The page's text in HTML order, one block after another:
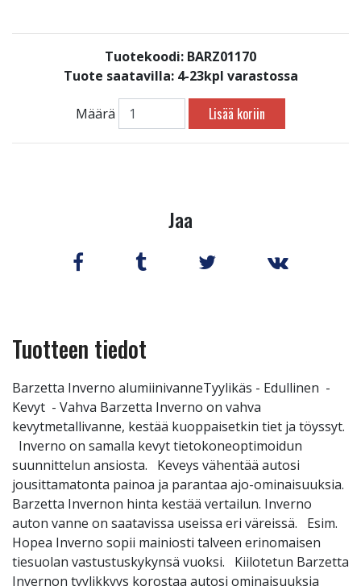
Tuotekoodi: BARZ01170
Tuote saatavilla: 4-23kpl varastossa
Määrä Lisää koriin
Jaa
Tuotteen tiedot
Barzetta Inverno alumiinivanneTyylikäs - Edullinen -
Kevyt - Vahva Barzetta Inverno on vahva
kevytmetallivanne, kestää kuoppaisetkin tiet ja töyssyt.
Inverno on samalla kevyt tietokoneoptimoidun
suunnittelun ansiosta. Keveys vähentää autosi
jousittamatonta painoa ja parantaa ajo-ominaisuuksia.
Barzetta Invernon hinta kestää vertailun. Inverno
auton vanne on saatavissa useissa eri väreissä. Esim.
Hopea Inverno sopii mainiosti talveen erinomaisen
tiesuolan vastustuskykynsä vuoksi. Kiilotetun Barzetta
Invernon tyylikkyys korostaa autosi ominaisuuksia